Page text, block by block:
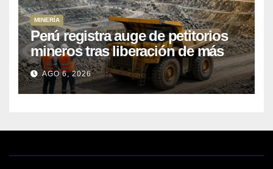
MINERÍA
Perú registra auge de petitorios
mineros tras liberación de más
de mil concesiones para explorar
cobre y oro
AGO 6, 2026